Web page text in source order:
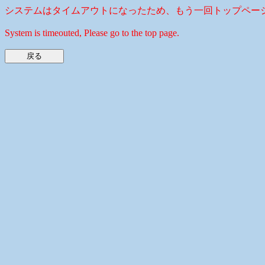
システムはタイムアウトになったため、もう一回トップペー
System is timeouted, Please go to the top page.